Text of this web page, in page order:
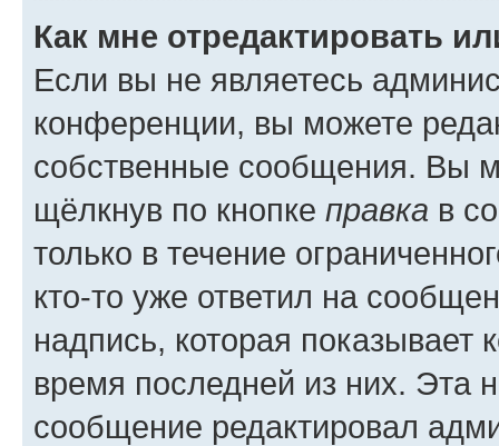
Как мне отредактировать
Если вы не являетесь
конференции, вы можете
собственные сообщения. Вы
щёлкнув по кнопке правка в
только в течение
кто-то уже ответил на
надпись, которая показывает
время последней из них. Эта
сообщение редактировал